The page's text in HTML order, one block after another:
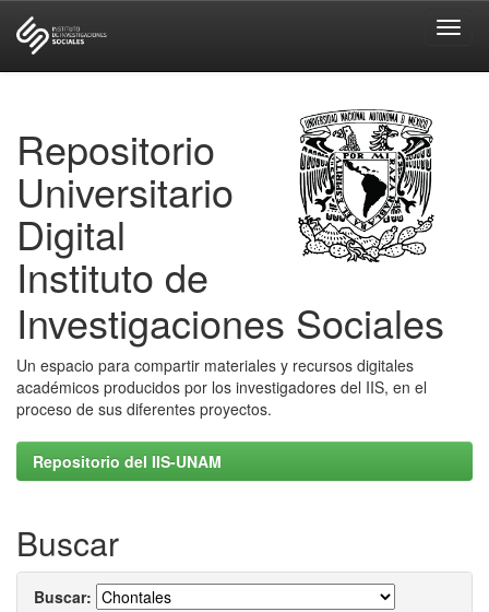
Repositorio
Universitario
Digital
Instituto de
Investigaciones Sociales
Un espacio para compartir materiales y recursos digitales
académicos producidos por los investigadores del IIS, en el
proceso de sus diferentes proyectos.
Repositorio del IIS-UNAM
Buscar
Buscar: